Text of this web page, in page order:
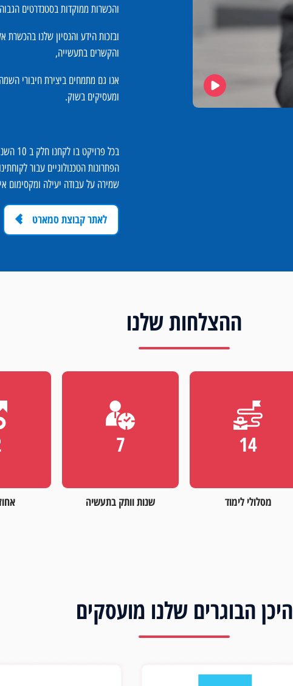
והכשרות ממוקדות בסטנדרטים
ובזכות הידע והנסיון שלנו
והקשרים בתעשייה,
אנו גם מתמחים ביצירת חיבורי
ומעסיקים בשוק.
בכל
שמירה על עבודה יעילה ומקסימום
לאתר קבוצת סמארט
ההצלחות שלנו
23
מסלולי לימוד
11
שנות וותק בתעשיה
היכן הבוגרים שלנו מועסקים